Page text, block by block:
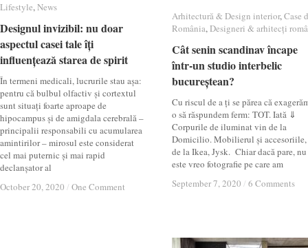
Lifestyle,News
Designul invizibil: nu doar
aspectul casei tale îți
influențează starea de spirit
În termeni medicali, lucrurile stau așa:
pentru că bulbul olfactiv și cortextul
sunt situați foarte aproape de
hipocampus și de amigdala cerebrală –
principalii responsabili cu acumularea
amintirilor – mirosul este considerat
cel mai puternic și mai rapid
declanșator al
October 20, 2020 / One Comment
Lifestyle News
Designul invizibil: nu doar
aspectul casei tale îți
influențează starea de spirit
October 20, 2020 / One Comment
Arhitectură & Design interior,Case
România,Designeri & arhitecți
Cât senin scandinav încape
într-un studio interbelic
bucureștean?
Cu riscul de a ți se părea că
o să răspundem ferm: TOT. Iată ⇓
Corpurile de iluminat vin de la
Domicilio. Mobilierul și accesoriile,
de la Ikea, Jysk. Chiar dacă pare, nu
este vreo fotografie pe care am
September 7, 2020 / 6 Comments
Arhitectură & Design interior Case
România Designeri & arhitecți
Cât senin scandinav încape
într-un studio interbelic
bucureștean?
September 7, 2020 / 6 Comments